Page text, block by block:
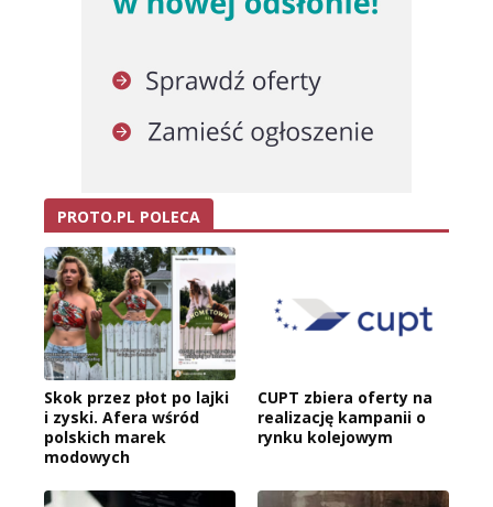
PROTO.PL POLECA
Skok przez płot po lajki
i zyski. Afera wśród
polskich marek
modowych
CUPT zbiera oferty na
realizację kampanii o
rynku kolejowym